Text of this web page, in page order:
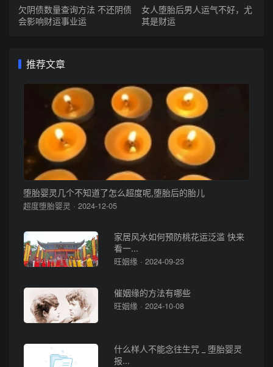
欠阴债数量查询方法 不还阴债
会影响财运事业运
女人堕胎后男人运气不好，尤
其是财运
推荐文章
堕胎婴灵几个不知道了怎么超度呢,堕胎后的胎儿
超度堕胎婴灵 · 2024-12-05
家居风水如何预防桃花运泛滥 快来
看一...
旺姻缘 · 2024-09-23
催姻缘的方法有哪些
旺姻缘 · 2024-10-08
什么样人不能念往生咒 _ 堕胎婴灵
报...